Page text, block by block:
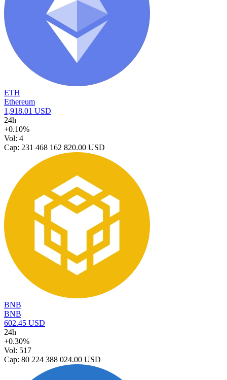
ETH
Ethereum
1,918.01 USD
24h
+0.10%
Vol: 4
Cap: 231 468 162 820.00 USD
BNB
BNB
602.45 USD
24h
+0.30%
Vol: 517
Cap: 80 224 388 024.00 USD